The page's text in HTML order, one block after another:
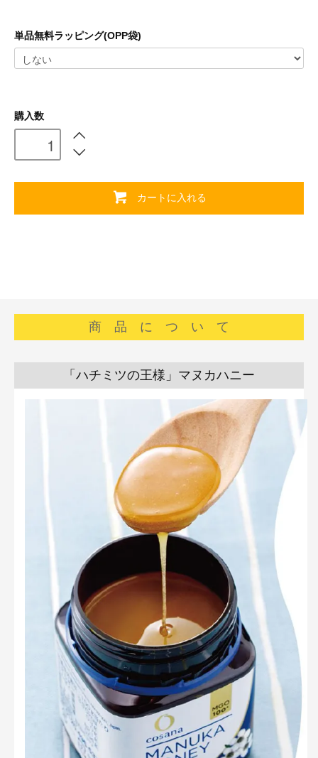
単品無料ラッピング(OPP袋)
購入数
カートに入れる
商 品 に つ い て
「ハチミツの王様」マヌカハニー